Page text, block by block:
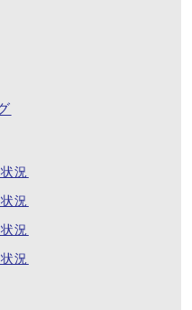
況
況
況
況